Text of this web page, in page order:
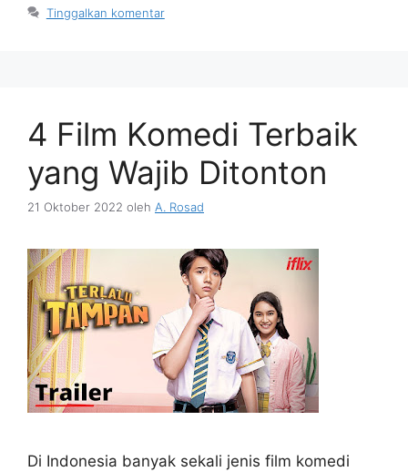
Tinggalkan komentar
4 Film Komedi Terbaik
yang Wajib Ditonton
21 Oktober 2022 oleh A. Rosad
Di Indonesia banyak sekali jenis film komedi